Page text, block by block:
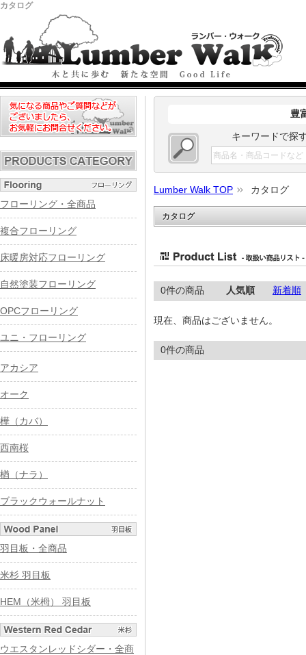
カタログ
豊
キーワードで探
Lumber Walk TOP カタログ
カタログ
0件の商品 人気順 新着順
現在、商品はございません。
0件の商品
フローリング・全商品
複合フローリング
床暖房対応フローリング
自然塗装フローリング
OPCフローリング
ユニ・フローリング
アカシア
オーク
樺（カバ）
西南桜
楢（ナラ）
ブラックウォールナット
羽目板・全商品
米杉 羽目板
HEM（米栂） 羽目板
ウエスタンレッドシダー・全商